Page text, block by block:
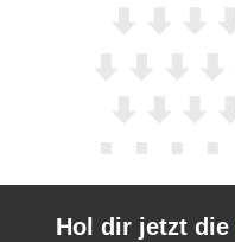
Hol dir jetzt die